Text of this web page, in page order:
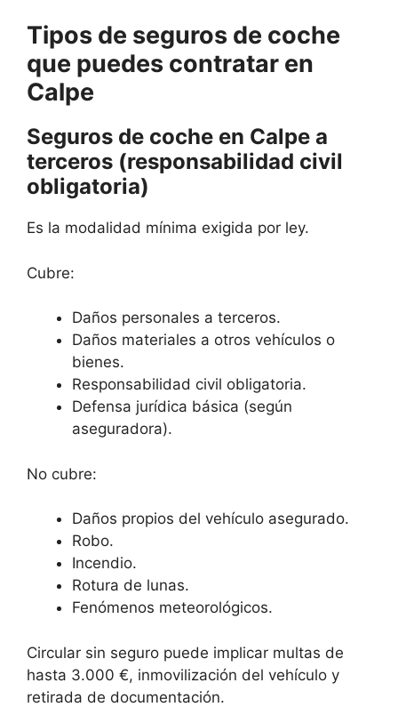
Tipos de seguros de coche
que puedes contratar en
Calpe
Seguros de coche en Calpe a
terceros (responsabilidad civil
obligatoria)
Es la modalidad mínima exigida por ley.
Cubre:
Daños personales a terceros.
Daños materiales a otros vehículos o
bienes.
Responsabilidad civil obligatoria.
Defensa jurídica básica (según
aseguradora).
No cubre:
Daños propios del vehículo asegurado.
Robo.
Incendio.
Rotura de lunas.
Fenómenos meteorológicos.
Circular sin seguro puede implicar multas de
hasta 3.000 €, inmovilización del vehículo y
retirada de documentación.